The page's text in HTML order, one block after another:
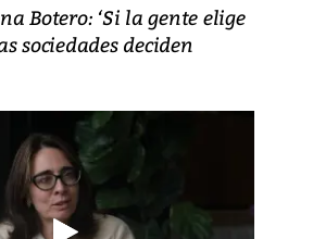
Botero: ‘Si la gente elige
sociedades deciden